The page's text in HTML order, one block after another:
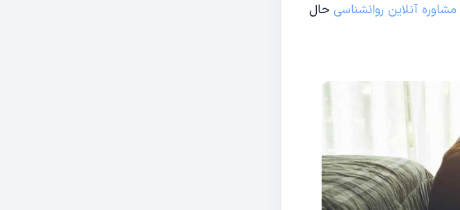
مشاوره آنلاین روانشناسیحال